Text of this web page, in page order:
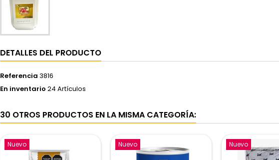
DETALLES DEL PRODUCTO
Referencia 3816
En inventario 24 Artículos
30 OTROS PRODUCTOS EN LA MISMA CATEGORÍA:
Nuevo Nuevo Nuevo